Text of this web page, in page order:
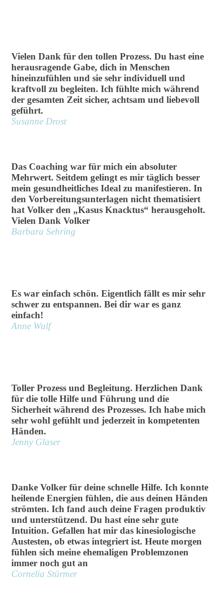
Vielen Dank für den tollen Prozess. Du hast eine
herausragende Gabe, dich in Menschen
hineinzufühlen und sie sehr individuell und
kraftvoll zu begleiten. Ich fühlte mich während
der gesamten Zeit sicher, achtsam und liebevoll
geführt.
Susanne Drost
Das Coaching war für mich ein absoluter
Mehrwert. Seitdem gelingt es mir täglich besser
mein gesundheitliches Ideal zu manifestieren. In
den Vorbereitungsunterlagen nicht thematisiert
hat Volker den „Kasus Knacktus“ herausgeholt.
Vielen Dank Volker
Barbara Sehring
Es war einfach schön. Eigentlich fällt es mir sehr
schwer zu entspannen. Bei dir war es ganz
einfach!
Anne Wulf
Toller Prozess und Begleitung. Herzlichen Dank
für die tolle Hilfe und Führung und die
Sicherheit während des Prozesses. Ich habe mich
sehr wohl gefühlt und jederzeit in kompetenten
Händen.
Jenny Glaser
Danke Volker für deine schnelle Hilfe. Ich konnte
heilende Energien fühlen, die aus deinen Händen
strömten. Ich fand auch deine Fragen produktiv
und unterstützend. Du hast eine sehr gute
Intuition. Gefallen hat mir das kinesiologische
Austesten, ob etwas integriert ist. Heute morgen
fühlen sich meine ehemaligen Problemzonen
immer noch gut an
Cornelia Stürmer